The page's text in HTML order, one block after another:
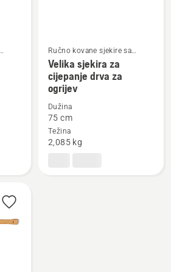
Pogledajte
više
detalja
Velika
sjekira
Ručno kovane sjekire sa
drvenom drškom
Velika sjekira za
cijepanje drva za
ogrijev
Dužina
75 cm
Težina
2,085 kg